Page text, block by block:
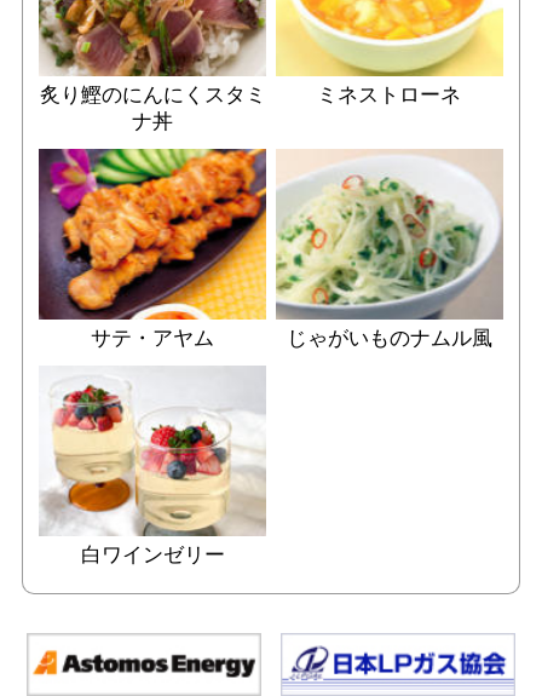
炙り鰹のにんにくスタミ
ナ丼
ミネストローネ
サテ・アヤム じゃがいものナムル風
白ワインゼリー